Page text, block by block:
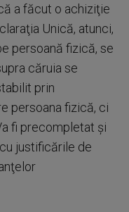
a făcut o achiziţie
Unică, atunci,
persoană fizică, se
căruia se
prin
persoana fizică, ci
fi precompletat şi
justificările de